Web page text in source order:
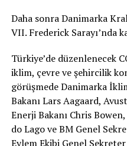
Daha sonra Danimarka
VII. Frederick Sarayı’nda
Türkiye’de düzenlenecek
iklim, çevre ve şehircilik
görüşmede Danimarka
Bakanı Lars Aagaard,
Enerji Bakanı Chris
do Lago ve BM Genel
Eylem Ekibi Genel